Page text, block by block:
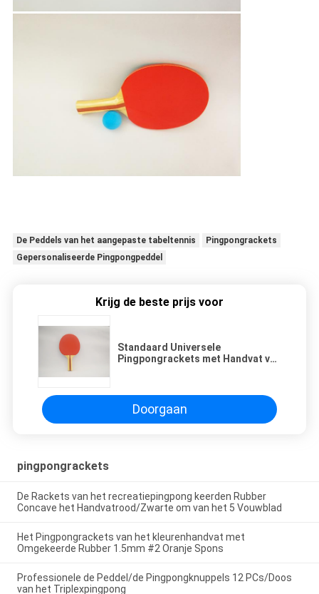
De Peddels van het aangepaste tabeltennis
Pingpongrackets
Gepersonaliseerde Pingpongpeddel
Krijg de beste prijs voor
Standaard Universele
Pingpongrackets met Handvat van
Doorgaan
pingpongrackets
De Rackets van het recreatiepingpong keerden Rubber
Concave het Handvatrood/Zwarte om van het 5 Vouwblad
Het Pingpongrackets van het kleurenhandvat met
Omgekeerde Rubber 1.5mm #2 Oranje Spons
Professionele de Peddel/de Pingpongknuppels 12 PCs/Doos
van het Triplexpingpong